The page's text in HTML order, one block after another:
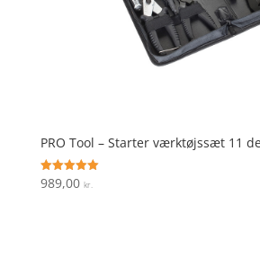
PRO Tool – Starter værktøjssæt 11
Vurderet
5
989,00 kr.